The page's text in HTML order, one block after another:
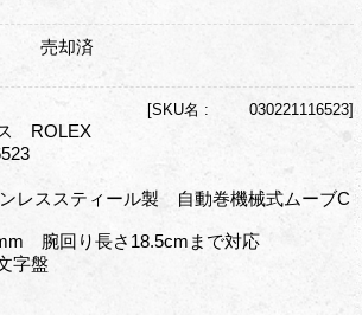
売却済
[SKU名 : 030221116523]
ス ROLEX
レススティール製 自動巻機械式ムーブC
腕回り長さ18.5cmまで対応
字盤